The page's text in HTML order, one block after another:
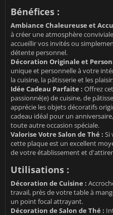
Bénéfices :
Ambiance Chaleureuse et
à créer une atmosphère
accueillir vos invités ou
détente personnel.
Décoration Originale et
unique et personnelle à votre
la cuisine, la pâtisserie et les
Idée Cadeau Parfaite : Offrez
passionné(e) de cuisine, de
apprécie les objets décoratifs
cadeau idéal pour un
toute autre occasion spéciale.
Valorise Votre Salon de Thé : Si
cette plaque est un excellent
de votre établissement et
Utilisations :
Décoration de Cuisine :
travail, près de votre table à
un point focal attrayant.
Décoration de Salon de Thé :